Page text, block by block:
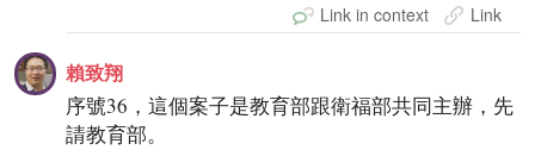
Link in context Link
賴致翔
序號36，這個案子是教育部跟衛福部共同主辦，先
請教育部。